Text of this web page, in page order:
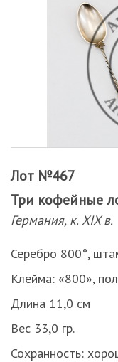
Лот №467
Три кофейные
Германия, к. XIX в.
Серебро 800°,
Клейма: «800»,
Длина 11,0 см
Вес 33,0 гр.
Сохранность: